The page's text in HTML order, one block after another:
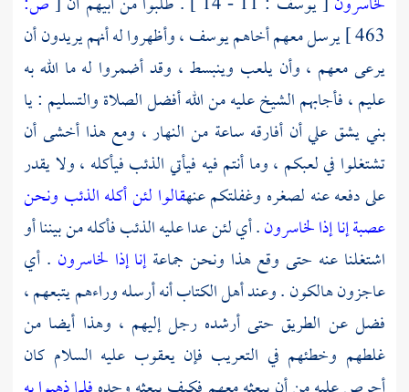
463 ] يرسل معهم أخاهميوسف، وأظهروا له أنهم يريدون أن
يرعى معهم ، وأن يلعب وينبسط ، وقد أضمروا له ما الله به
عليم ، فأجابهم الشيخ عليه من الله أفضل الصلاة والتسليم : يا
بني يشق علي أن أفارقه ساعة من النهار ، ومع هذا أخشى أن
تشتغلوا في لعبكم ، وما أنتم فيه فيأتي الذئب فيأكله ، ولا يقدر
على دفعه عنه لصغره وغفلتكم عنهقالوا لئن أكله الذئب ونحن
عصبة إنا إذا لخاسرون. أي لئن عدا عليه الذئب فأكله من بيننا أو
اشتغلنا عنه حتى وقع هذا ونحن جماعةإنا إذا لخاسرون . أي
عاجزون هالكون . وعندأهل الكتابأنه أرسله وراءهم يتبعهم ،
فضل عن الطريق حتى أرشده رجل إليهم ، وهذا أيضا من
غلطهم وخطئهم في التعريب فإنيعقوب عليه السلام كان